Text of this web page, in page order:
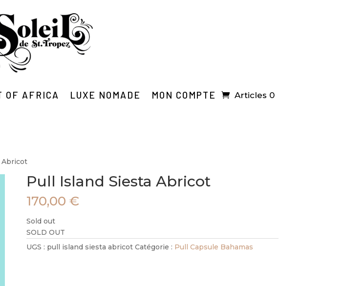
OF AFRICA LUXE NOMADE MON COMPTE Articles 0
Abricot
Pull Island Siesta Abricot
170,00 €
Sold out
SOLD OUT
UGS : pull island siesta abricot Catégorie : Pull Capsule Bahamas